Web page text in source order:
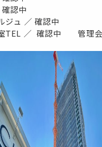
認中
ジュ ／ 確認中
TEL ／ 確認中 管理